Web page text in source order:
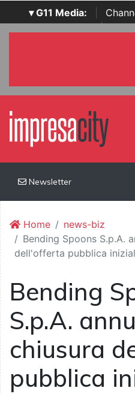
▾ G11 Media:
SecurityOpenLab |
Newsletter
Home
news-biz
Bending Spoons S.p.A.
dell'offerta pubblica
Bending
S.p.A.
chiusura
pubblica